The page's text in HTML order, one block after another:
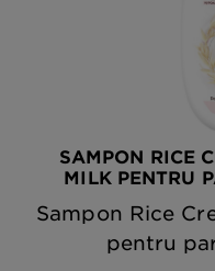
SAMPON RICE
MILK PENTRU
Sampon Rice
pentru